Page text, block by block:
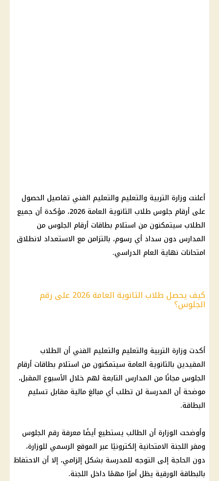
أعلنت وزارة التربية والتعليم والتعليم الفني تفاصيل الحصول
على أرقام جلوس طلاب الثانوية العامة 2026، مؤكدة أن جميع
الطلاب سيتمكنون من استلام بطاقات أرقام الجلوس من
المدارس دون سداد أي رسوم، بالتزامن مع الاستعداد لانطلاق
امتحانات نهاية العام الدراسي.
كيف يحصل طلاب الثانوية العامة 2026 على رقم
الجلوس؟
أكدت وزارة التربية والتعليم والتعليم الفني أن الطلاب
المقيدين بالثانوية العامة سيتمكنون من استلام بطاقات أرقام
الجلوس مجانًا من المدارس التابعة لهم خلال الأسبوع المقبل،
موضحة أن المدرسة لن تطلب أي مبالغ مالية مقابل تسليم
البطاقة.
وأوضحت الوزارة أن الطالب يستطيع أيضًا معرفة رقم الجلوس
ومقر اللجنة الامتحانية إلكترونيًا عبر الموقع الرسمي للوزارة،
دون الحاجة إلى التوجه للمدرسة بشكل إلزامي، إلا أن الاحتفاظ
بالبطاقة الورقية يظل أمرًا مهمًا داخل اللجنة.